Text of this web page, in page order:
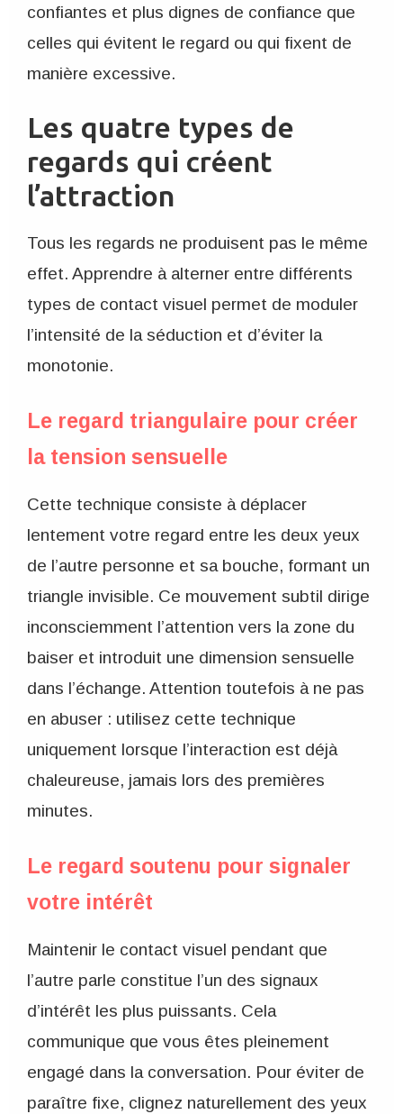
confiantes et plus dignes de confiance que
celles qui évitent le regard ou qui fixent de
manière excessive.
Les quatre types de
regards qui créent
l’attraction
Tous les regards ne produisent pas le même
effet. Apprendre à alterner entre différents
types de contact visuel permet de moduler
l’intensité de la séduction et d’éviter la
monotonie.
Le regard triangulaire pour créer
la tension sensuelle
Cette technique consiste à déplacer
lentement votre regard entre les deux yeux
de l’autre personne et sa bouche, formant un
triangle invisible. Ce mouvement subtil dirige
inconsciemment l’attention vers la zone du
baiser et introduit une dimension sensuelle
dans l’échange. Attention toutefois à ne pas
en abuser : utilisez cette technique
uniquement lorsque l’interaction est déjà
chaleureuse, jamais lors des premières
minutes.
Le regard soutenu pour signaler
votre intérêt
Maintenir le contact visuel pendant que
l’autre parle constitue l’un des signaux
d’intérêt les plus puissants. Cela
communique que vous êtes pleinement
engagé dans la conversation. Pour éviter de
paraître fixe, clignez naturellement des yeux